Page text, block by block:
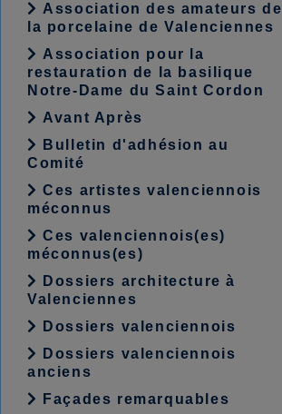
Association des amateurs de
la porcelaine de Valenciennes
Association pour la
restauration de la basilique
Notre-Dame du Saint Cordon
Avant Après
Bulletin d'adhésion au
Comité
Ces artistes valenciennois
méconnus
Ces valenciennois(es)
méconnus(es)
Dossiers architecture à
Valenciennes
Dossiers valenciennois
Dossiers valenciennois
anciens
Façades remarquables